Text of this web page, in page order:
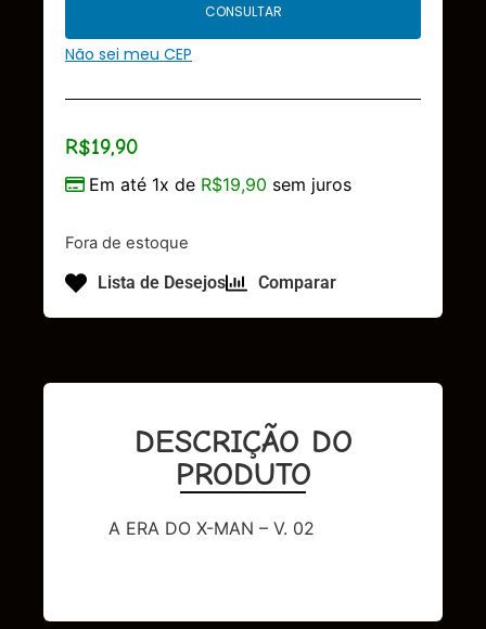
CONSULTAR
Não sei meu CEP
R$19,90
Em até 1x de R$19,90 sem juros
Fora de estoque
Lista de Desejos Comparar
DESCRIÇÃO DO
PRODUTO
A ERA DO X-MAN – V. 02